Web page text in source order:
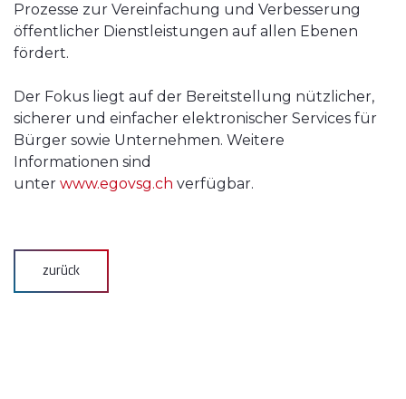
Prozesse zur Vereinfachung und Verbesserung
öffentlicher Dienstleistungen auf allen Ebenen
fördert.
Der Fokus liegt auf der Bereitstellung nützlicher,
sicherer und einfacher elektronischer Services für
Bürger sowie Unternehmen. Weitere
Informationen sind
unter www.egovsg.ch verfügbar.
zurück